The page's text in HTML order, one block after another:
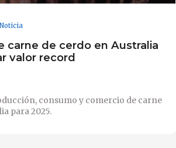
Noticia
carne de cerdo en Australia
valor record
consumo y comercio de carne
para 2025.